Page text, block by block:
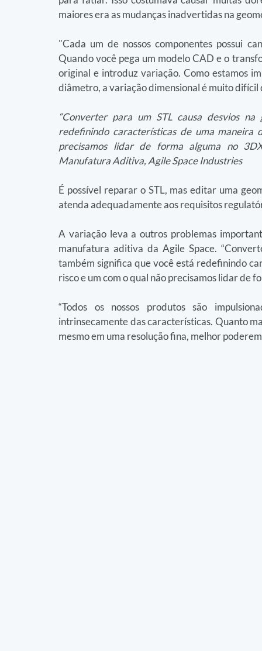
maiores era as mudanças inadvertidas na
"Cada um de nossos componentes possui
Quando você pega um modelo CAD e o
original e introduz variação. Como estamos
diâmetro, a variação dimensional é muito
“Converter para um STL causa desvios
redefinindo características de uma maneira
precisamos lidar de forma alguma no
Manufatura Aditiva, Agile Space Industries
É possível reparar o STL, mas editar uma
atenda adequadamente aos requisitos
A variação leva a outros problemas
manufatura aditiva da Agile Space.
também significa que você está redefinindo
risco e um com o qual não precisamos lidar de
“Todos os nossos produtos são
intrinsecamente das características. Quanto
mesmo em uma resolução fina, melhor